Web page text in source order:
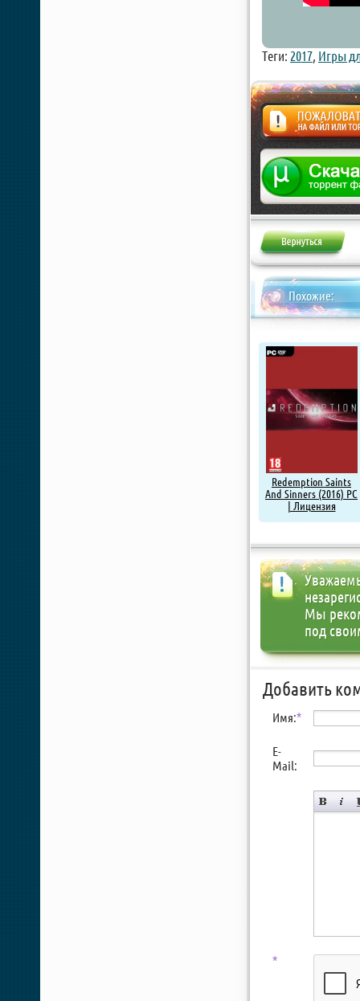
Теги: 2017, Игры
Жалоба
Похожие:
Redemption Saints
And Sinners (2016) PC
| Лицензия
Мы
под
Добавить
Имя:*
E-
Mail:
*